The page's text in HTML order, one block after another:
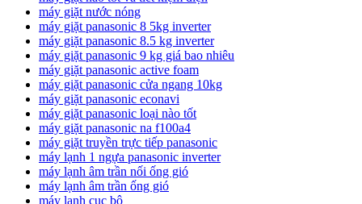
máy giặt nước nóng
máy giặt panasonic 8 5kg inverter
máy giặt panasonic 8.5 kg inverter
máy giặt panasonic 9 kg giá bao nhiêu
máy giặt panasonic active foam
máy giặt panasonic cửa ngang 10kg
máy giặt panasonic econavi
máy giặt panasonic loại nào tốt
máy giặt panasonic na f100a4
máy giặt truyền trực tiếp panasonic
máy lạnh 1 ngựa panasonic inverter
máy lạnh âm trần nối ống gió
máy lạnh âm trần ống gió
máy lạnh cục bộ